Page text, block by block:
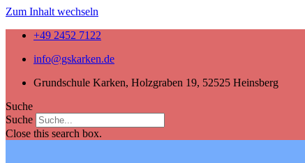
Zum Inhalt wechseln
+49 2452 7122
info@gskarken.de
Grundschule Karken, Holzgraben 19, 52525 Heinsberg
Suche
Suche
Close this search box.